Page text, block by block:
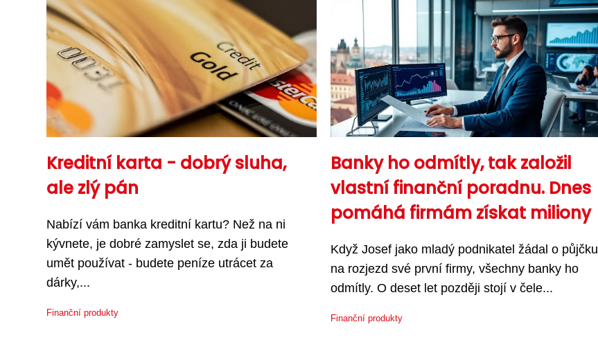
Kreditní karta - dobrý sluha,
ale zlý pán
Nabízí vám banka kreditní kartu? Než na ni
kývnete, je dobré zamyslet se, zda ji budete
umět používat - budete peníze utrácet za
dárky,...
Finanční produkty
Banky ho odmítly, tak založil
vlastní finanční poradnu. Dnes
pomáhá firmám získat miliony
Když Josef jako mladý podnikatel žádal o půjčku
na rozjezd své první firmy, všechny banky ho
odmítly. O deset let později stojí v čele...
Finanční produkty